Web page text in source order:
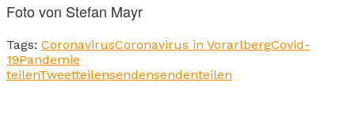
Foto von Stefan Mayr
Tags: CoronavirusCoronavirus in VorarlbergCovid-
19Pandemie
teilenTweetteilensendensendenteilen